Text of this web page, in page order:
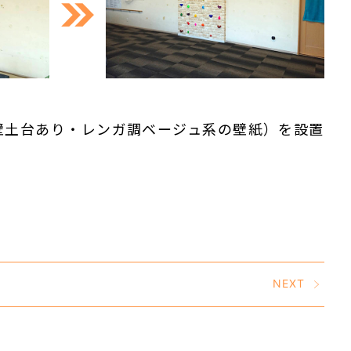
台あり・レンガ調ベージュ系の壁紙）を設置
NEXT